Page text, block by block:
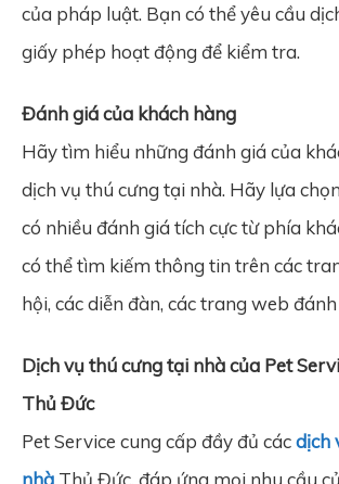
của pháp luật. Bạn có thể yêu cầu
giấy phép hoạt động để kiểm tra.
Đánh giá của khách hàng
Hãy tìm hiểu những đánh giá của
dịch vụ thú cưng tại nhà. Hãy lựa
có nhiều đánh giá tích cực từ phía
có thể tìm kiếm thông tin trên các
hội, các diễn đàn, các trang web
Dịch vụ thú cưng tại nhà của Pet
Thủ Đức
Pet Service cung cấp đầy đủ cácdịch
nhà Thủ Đức, đáp ứng mọi nhu cầu